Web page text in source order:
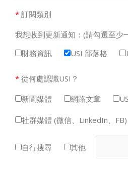
* 訂閱類別
我想收到更新通知：(請勾選至少
財務資訊
USI 部落格
* 從何處認識USI？
新聞媒體
網路文章
社群媒體 (微信、LinkedIn、FB)
自行搜尋 其他